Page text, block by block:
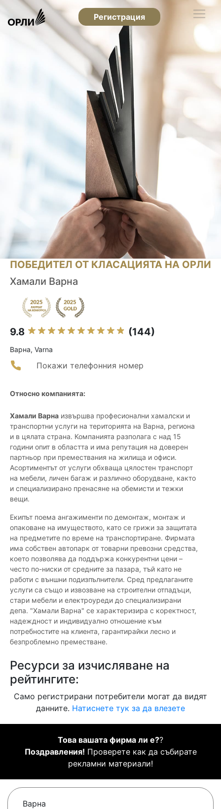
Регистрация
ПОБЕДИТЕЛ ОТ КЛАСАЦИЯТА НА ОРЛИ
Хамали Варна
9.8 (144)
Варна, Varna
Покажи телефонния номер
Относно компанията:
Хамали Варна извършва професионални хамалски и
транспортни услуги на територията на Варна, региона
и в цялата страна. Компанията разполага с над 15
години опит в областта и има репутация на доверен
партньор при премествания на жилища и офиси.
Асортиментът от услуги обхваща цялостен транспорт
на мебели, личен багаж и различно оборудване, както
и специализирано пренасяне на обемисти и тежки
вещи.
Екипът поема ангажименти по демонтаж, монтаж и
опаковане на имуществото, като се грижи за защитата
на предметите по време на транспортиране. Фирмата
има собствен автопарк от товарни превозни средства,
което позволява да поддържа конкурентни цени –
често по-ниски от средните за пазара, тъй като не
работи с външни подизпълнители. Сред предлаганите
услуги са също и извозване на строителни отпадъци,
стари мебели и електроуреди до специализирани
депа. "Хамали Варна" се характеризира с коректност,
надеждност и индивидуално отношение към
потребностите на клиента, гарантирайки лесно и
безпроблемно преместване.
Ресурси за изчисляване на
рейтингите:
Само регистрирани потребители могат да видят
данните. Натиснете тук за да влезете
Това вашата фирма ли е??
Поздравления! Проверете как да събирате
рекламни материали!
Варна